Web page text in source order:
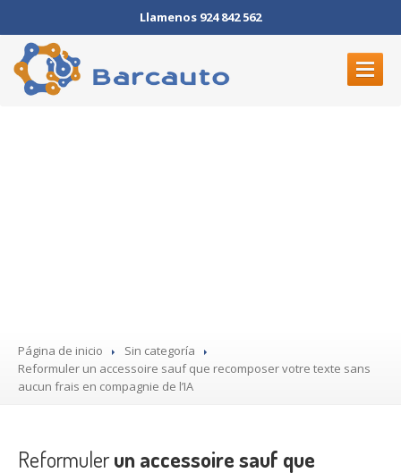
Llamenos 924 842 562
Página de inicio
Sin categoría
Reformuler un accessoire sauf que recomposer votre texte sans
aucun frais en compagnie de l’IA
Reformulerun accessoire sauf que